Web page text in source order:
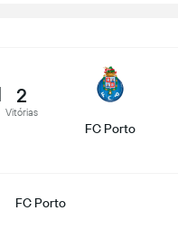
2
Vitórias
FC Porto
FC Porto